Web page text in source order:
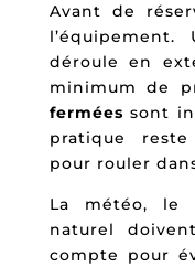
Avant de
déroule en
minimum de
fermées sont
pratique
pour rouler
La météo, le
naturel
compte pour